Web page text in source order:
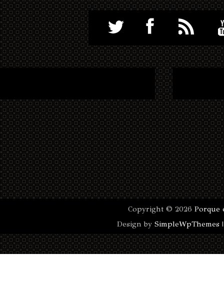
Copyright ©2026Porque
Design bySimpleWpThemes